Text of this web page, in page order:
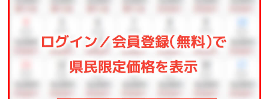
ヨナグニウマと触れ合えるプログラムをご用意しており
ます。
◆その他、館内施設の最新の営業詳細については、ホテ
ル公式ホームページをご確認ください。